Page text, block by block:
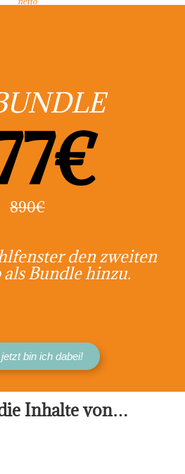
890€
den zweiten
Bundle hinzu.
bin ich dabei!
Inhalte von…